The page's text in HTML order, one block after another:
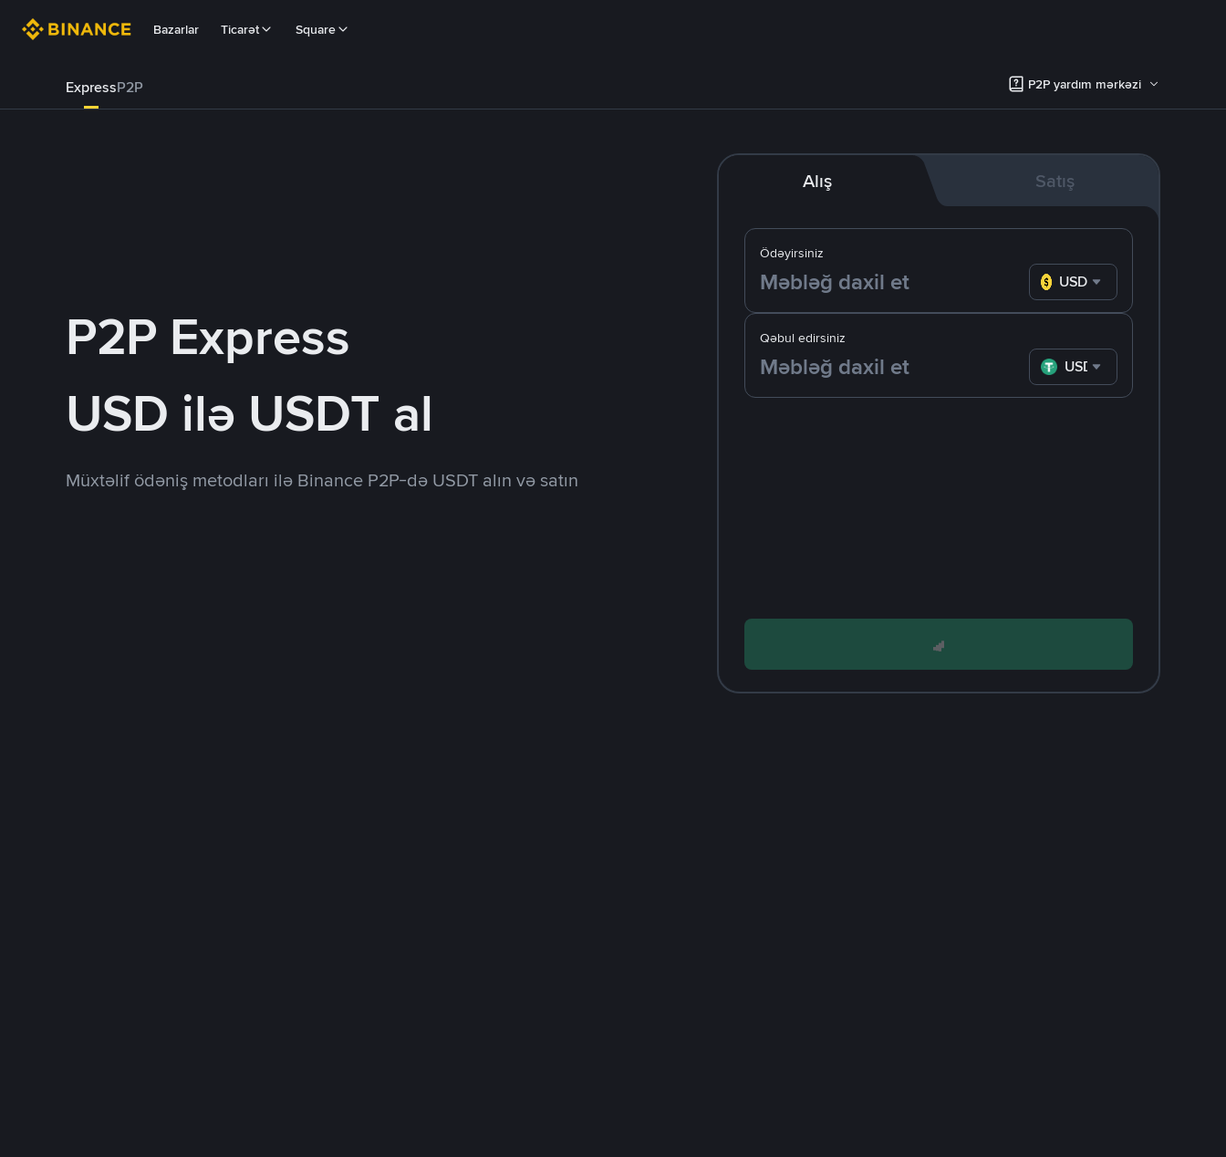
Bazarlar Ticarət Square
ExpressP2P P2P yardım mərkəzi
P2P Express
USD ilə USDT al
Müxtəlif ödəniş metodları ilə Binance P2P-də USDT alın və satın
Alış Satış
Ödəyirsiniz
USD
Qəbul edirsiniz
USDT